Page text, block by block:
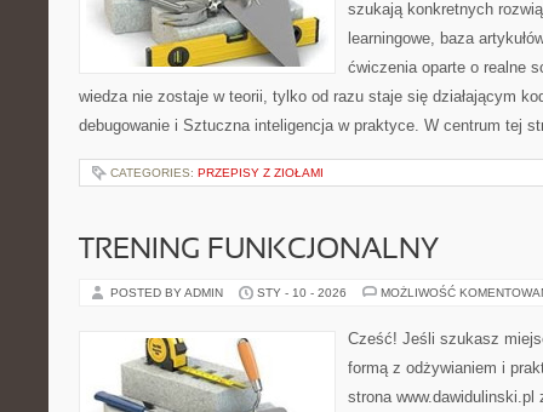
szukają konkretnych
learningowe, baza
ćwiczenia oparte o realne
wiedza nie zostaje w teorii, tylko od razu staje się działającym
debugowanie i Sztuczna inteligencja w praktyce. W centrum tej
CATEGORIES: PRZEPISY Z ZIOŁAMI
TRENING FUNKCJONALNY
POSTED BY ADMIN STY - 10 - 2026 MOŻLIWOŚĆ
Cześć! Jeśli szukasz
formą z odżywianiem i
strona www.dawidulinski.pl